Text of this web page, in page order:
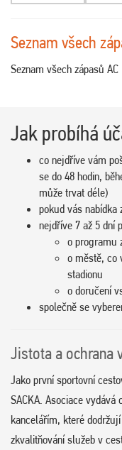
Seznam všech
Seznam všech zápasů
Jak probíhá
co nejdříve vám
se do 48 hodin,
může trvat déle)
pokud vás
nejdříve 7 až 5 dní
o programu
o městě, co
stadionu
o doručení
společně se
Jistota a ochrana
Jako první sportovní
SACKA. Asociace
kancelářím, které
zkvalitňování služeb v